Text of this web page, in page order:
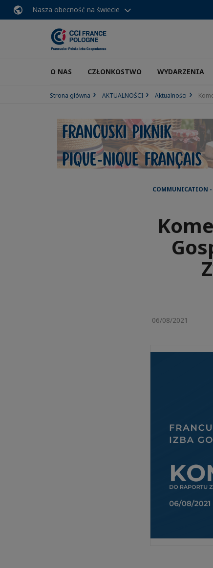
Nasza obecność na świecie
O NAS CZŁONKOSTWO WYDARZENIA
Strona główna AKTUALNOŚCI Aktualności
COMMUNICATION -
06/08/2021